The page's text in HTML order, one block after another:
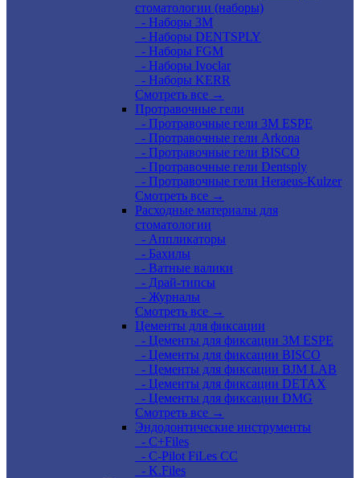
стоматологии (наборы)
- Наборы 3М
- Наборы DENTSPLY
- Наборы FGM
- Наборы Ivoclar
- Наборы KERR
Смотреть все →
Протравочные гели
- Протравочные гели 3М ESPE
- Протравочные гели Arkona
- Протравочные гели BISCO
- Протравочные гели Dentsply
- Протравочные гели Heraeus-Kulzer
Смотреть все →
Расходные материалы для
стоматологии
- Аппликаторы
- Бахилы
- Ватные валики
- Драй-типсы
- Журналы
Смотреть все →
Цементы для фиксации
- Цементы для фиксации 3M ESPE
- Цементы для фиксации BISCO
- Цементы для фиксации BJM LAB
- Цементы для фиксации DETAX
- Цементы для фиксации DMG
Смотреть все →
Эндодонтические инструменты
- C+Files
- C-Pilot FiLes CC
- K.Files